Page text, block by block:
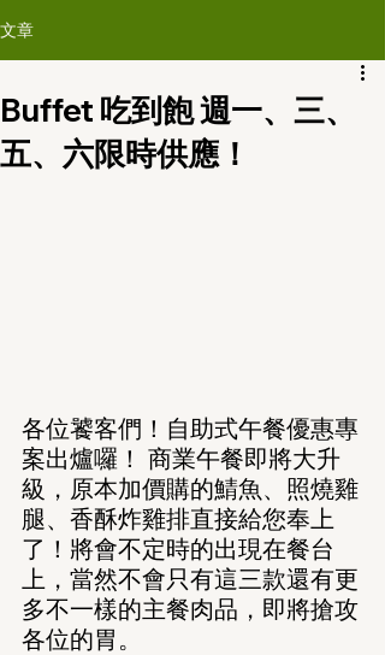
文章
Buffet 吃到飽 週一、三、
五、六限時供應！
各位饕客們！自助式午餐優惠專
案出爐囉！ 商業午餐即將大升
級，原本加價購的鯖魚、照燒雞
腿、香酥炸雞排直接給您奉上
了！將會不定時的出現在餐台
上，當然不會只有這三款還有更
多不一樣的主餐肉品，即將搶攻
各位的胃。